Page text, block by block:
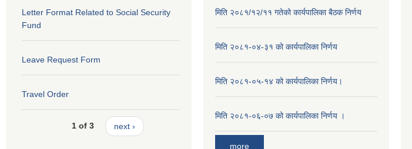
Letter Format Related to Social Security
Fund
Leave Request Form
Travel Order
1 of 3 next ›
मिति २०८१/१२/११ गतेको कार्यपालिका बैठक निर्णय
मिति २०८१-०४-३१ को कार्यपालिका निर्णय
मिति २०८१-०५-१४ को कार्यपालिका निर्णय।
मिति २०८१-०६-०७ को कार्यपालिका निर्णय ।
more